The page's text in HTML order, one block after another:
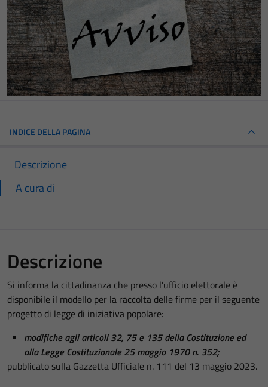
INDICE DELLA PAGINA
Descrizione
A cura di
Descrizione
Si informa la cittadinanza che presso l'ufficio elettorale è
disponibile il modello per la raccolta delle firme per il seguente
progetto di legge di iniziativa popolare:
modifiche agli articoli 32, 75 e 135 della Costituzione ed
alla Legge Costituzionale 25 maggio 1970 n. 352;
pubblicato sulla Gazzetta Ufficiale n. 111 del 13 maggio 2023.